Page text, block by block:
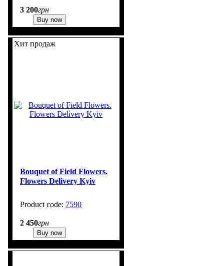
3 200грн
Buy now
Хит продаж
Bouquet of Field Flowers.
Flowers Delivery Kyiv
7590
2 450грн
Buy now